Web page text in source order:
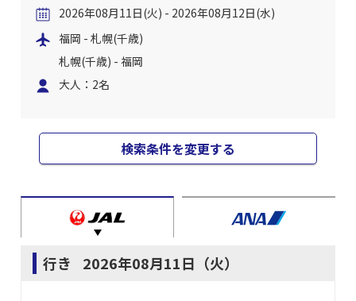
2026年08月11日(火) - 2026年08月12日(水)
福岡 - 札幌(千歳)
札幌(千歳) - 福岡
大人：2名
検索条件を変更する
行き 2026年08月11日（火）